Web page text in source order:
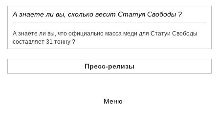
​А знаете ли вы, сколько весит Статуя Свободы ?
​А знаете ли вы, что официально масса меди для Статуи Свободы
составляет 31 тонну ?
Пресс-релизы
Меню